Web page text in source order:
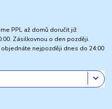
PPL až domů doručit již
Zásilkovnou o den později.
objednáte nejpozději dnes do 24:00